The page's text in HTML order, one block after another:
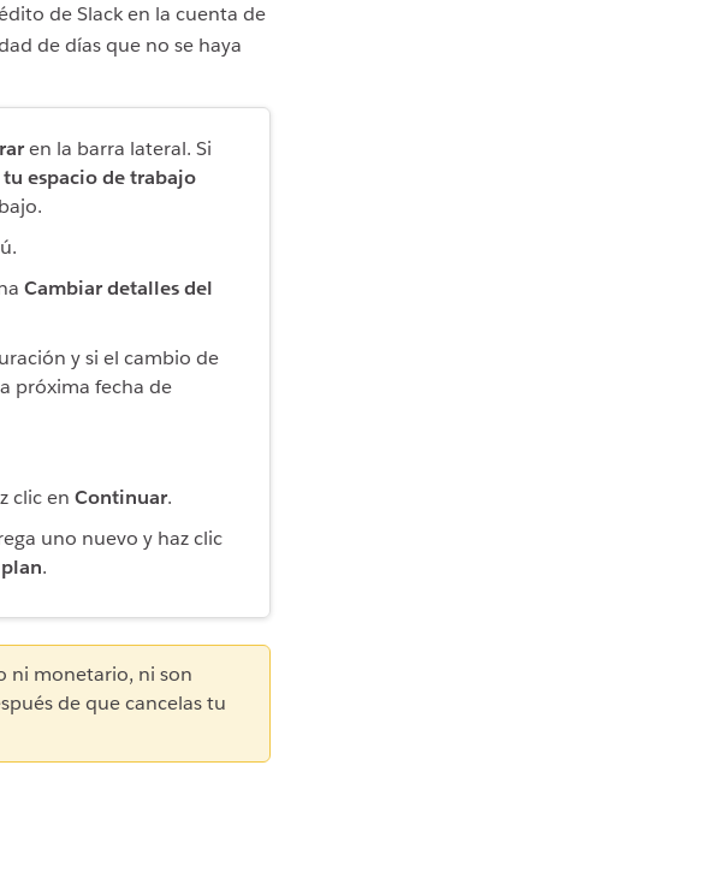
de Slack en la cuenta de
de días que no se haya
en la barra lateral. Si
espacio de trabajo
Cambiar detalles del
y si el cambio de
próxima fecha de
clic en Continuar.
uno nuevo y haz clic
.
ni monetario, ni son
de que cancelas tu